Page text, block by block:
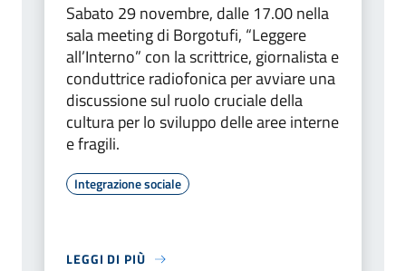
Sabato 29 novembre, dalle 17.00 nella
sala meeting di Borgotufi, “Leggere
all’Interno” con la scrittrice, giornalista e
conduttrice radiofonica per avviare una
discussione sul ruolo cruciale della
cultura per lo sviluppo delle aree interne
e fragili.
Integrazione sociale
LEGGI DI PIÙ